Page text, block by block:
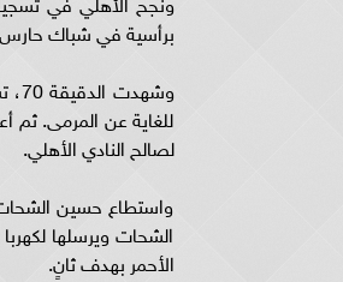
برأسية في شباك حارس
للغاية عن المرمى. ثم
لصالح النادي الأهلي.
الشحات ويرسلها
الأحمر بهدف ثانٍ.